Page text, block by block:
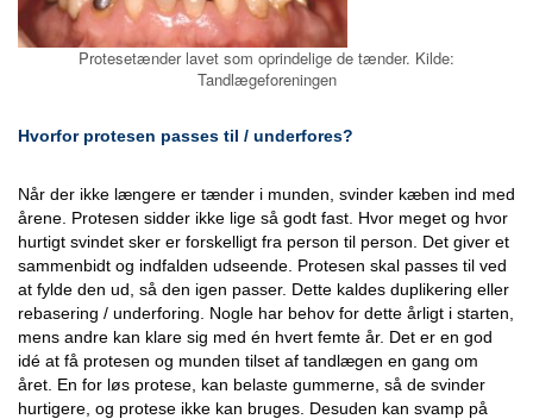
Protesetænder lavet som oprindelige de tænder. Kilde:
Tandlægeforeningen
Hvorfor protesen passes til / underfores?
Når der ikke længere er tænder i munden, svinder kæben ind med
årene. Protesen sidder ikke lige så godt fast. Hvor meget og hvor
hurtigt svindet sker er forskelligt fra person til person. Det giver et
sammenbidt og indfalden udseende. Protesen skal passes til ved
at fylde den ud, så den igen passer. Dette kaldes duplikering eller
rebasering / underforing. Nogle har behov for dette årligt i starten,
mens andre kan klare sig med én hvert femte år. Det er en god
idé at få protesen og munden tilset af tandlægen en gang om
året. En for løs protese, kan belaste gummerne, så de svinder
hurtigere, og protese ikke kan bruges. Desuden kan svamp på